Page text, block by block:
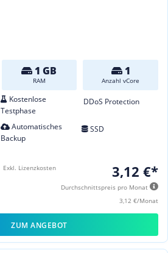
1 GB
RAM
1
Anzahl vCore
Kostenlose
Testphase
DDoS Protection
Automatisches
Backup
SSD
3,12 €*
Durchschnittspreis pro Monat
3,12 €/Monat
Exkl. Lizenzkosten
ZUM ANGEBOT